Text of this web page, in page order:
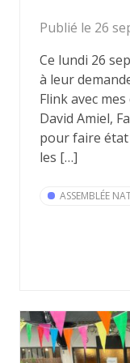
Publié le 26
Ce lundi 26
à leur
Flink avec
David Amiel,
pour faire état
les […]
ASSEMBLÉE